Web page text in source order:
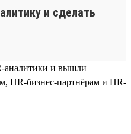
и сделать
аналитики и вышли
HR-бизнес-партнёрам и HR-